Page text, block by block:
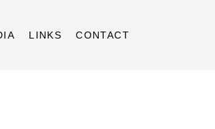
LINKS CONTACT